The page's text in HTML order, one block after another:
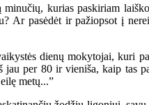
kurias paskiriam
Ar pasėdėt ir pažiopsot į
dienų mokytojai, kuri
jau per 80 ir vieniša, kaip
metų...”